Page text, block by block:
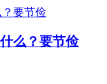
么？要节俭